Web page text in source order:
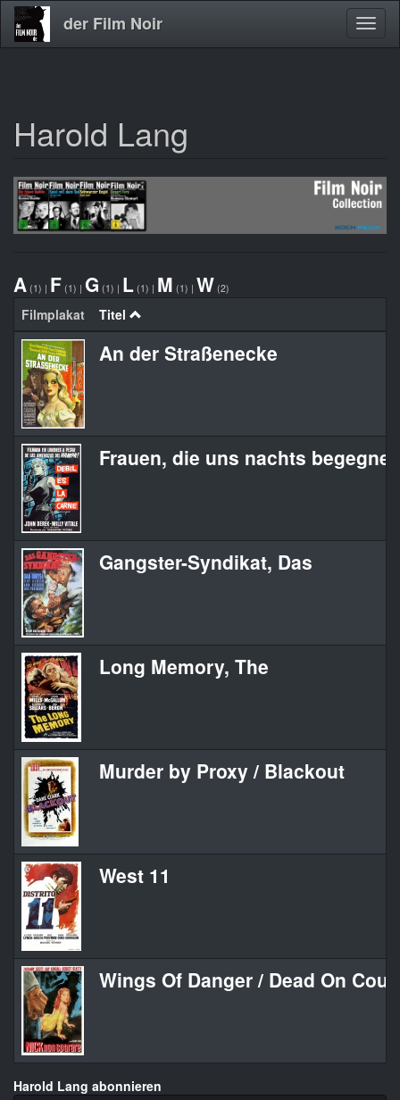
Direkt
zum
der Film Noir
Harold Lang
A (1) | F (1) | G (1) | L (1) | M (1) | W (2)
Filmplakat Titel
An der Straßenecke
Frauen, die uns nachts
Gangster-Syndikat, Das
Long Memory, The
Murder by Proxy / Blackout
West 11
Wings Of Danger / Dead On
Harold Lang abonnieren